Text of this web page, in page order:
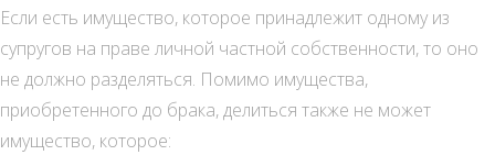
Если есть имущество, которое принадлежит одному из
супругов на праве личной частной собственности, то оно
не должно разделяться. Помимо имущества,
приобретенного до брака, делиться также не может
имущество, которое: